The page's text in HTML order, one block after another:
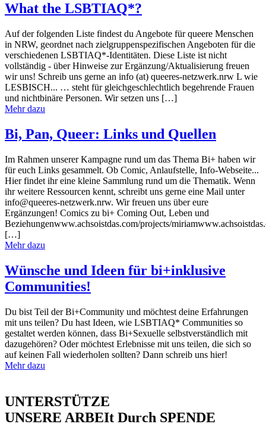
What the LSBTIAQ*?
Auf der folgenden Liste findest du Angebote für queere Menschen
in NRW, geordnet nach zielgruppenspezifischen Angeboten für die
verschiedenen LSBTIAQ*-Identitäten. Diese Liste ist nicht
vollständig - über Hinweise zur Ergänzung/Aktualisierung freuen
wir uns! Schreib uns gerne an info (at) queeres-netzwerk.nrw L wie
LESBISCH... … steht für gleichgeschlechtlich begehrende Frauen
und nichtbinäre Personen. Wir setzen uns […]
Mehr dazu
Bi, Pan, Queer: Links und Quellen
Im Rahmen unserer Kampagne rund um das Thema Bi+ haben wir
für euch Links gesammelt. Ob Comic, Anlaufstelle, Info-Webseite...
Hier findet ihr eine kleine Sammlung rund um die Thematik. Wenn
ihr weitere Ressourcen kennt, schreibt uns gerne eine Mail unter
info@queeres-netzwerk.nrw. Wir freuen uns über eure
Ergänzungen! Comics zu bi+ Coming Out, Leben und
Beziehungenwww.achsoistdas.com/projects/
[…]
Mehr dazu
Wünsche und Ideen für bi+inklusive
Communities!
Du bist Teil der Bi+Community und möchtest deine Erfahrungen
mit uns teilen? Du hast Ideen, wie LSBTIAQ* Communities so
gestaltet werden können, dass Bi+Sexuelle selbstverständlich mit
dazugehören? Oder möchtest Erlebnisse mit uns teilen, die sich so
auf keinen Fall wiederholen sollten? Dann schreib uns hier!
Mehr dazu
UNTERSTÜTZE
UNSERE ARBEIt Durch SPENDE